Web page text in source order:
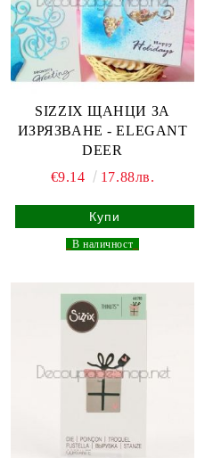
SIZZIX ЩАНЦИ ЗА
ИЗРЯЗВАНЕ - ELEGANT
DEER
€9.14
17.88лв.
В наличност